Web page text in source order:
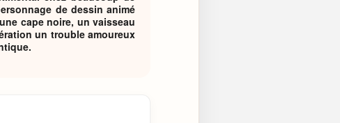
de dessin animé
cape noire, un vaisseau
un trouble amoureux